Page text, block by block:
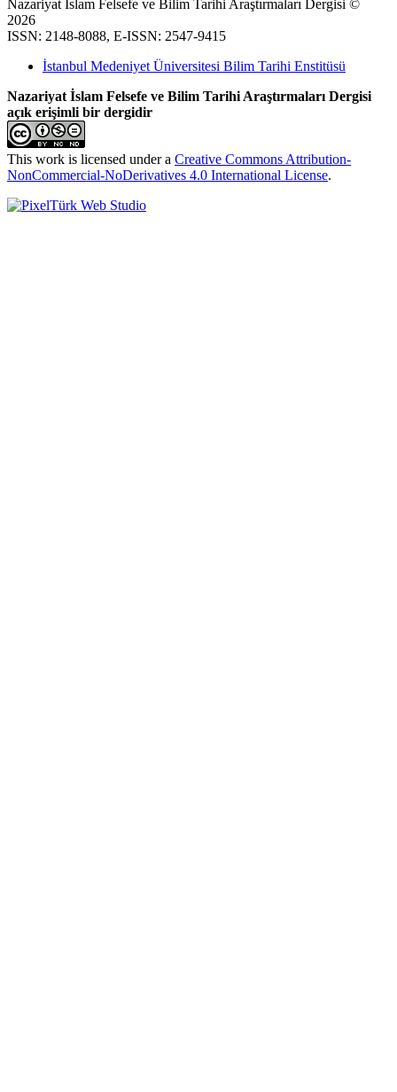
Nazariyat İslam Felsefe ve Bilim Tarihi Araştırmaları Dergisi ©
2026
ISSN: 2148-8088, E-ISSN: 2547-9415
İstanbul Medeniyet Üniversitesi Bilim Tarihi Enstitüsü
Nazariyat İslam Felsefe ve Bilim Tarihi Araştırmaları Dergisi
açık erişimli bir dergidir
This work is licensed under a Creative Commons Attribution-
NonCommercial-NoDerivatives 4.0 International License.